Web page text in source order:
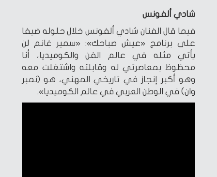
شادي ألفونس
فيما قال الفنان شادي ألفونس خلال حلوله ضيفا
على برنامج «عيش صباحك»: «سمير غانم لن
يأتي مثله في عالم الفن والكوميديا، أنا
محظوظ بمعاصرتي له وقابلته واشتغلت معه
وهو أكبر إنجاز في تاريخي المهني، هو (نمبر
وان) في الوطن العربي في عالم الكوميديا».